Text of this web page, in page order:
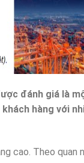
đánh giá là
hàng với
cao. Theo quan